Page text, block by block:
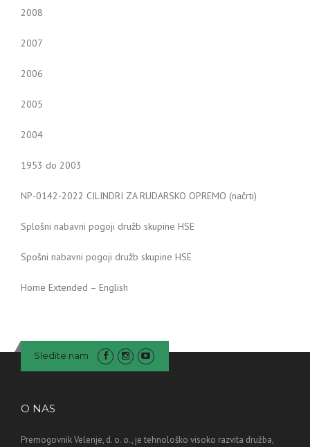
2008
2007
2006
2005
2004
1953 do 2003
NP-0142-2022 CILINDRI ZA RUDARSKO OPREMO (načrti)
Splošni nabavni pogoji družb skupine HSE
Spošni nabavni pogoji družb skupine HSE
Home Extended – English
Sledite nam
O NAS
Premogovnik Velenje, d. o. o., je tehnološko visoko razvita družba,